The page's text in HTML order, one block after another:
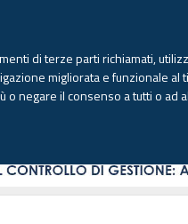
di terze parti richiamati,
migliorata e funzionale
o negare il consenso a tutti o